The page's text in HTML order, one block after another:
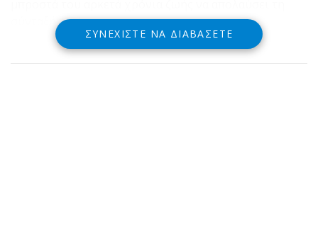
σύνταξή του!
ΣΥΝΕΧΊΣΤΕ ΝΑ ΔΙΑΒΆΣΕΤΕ